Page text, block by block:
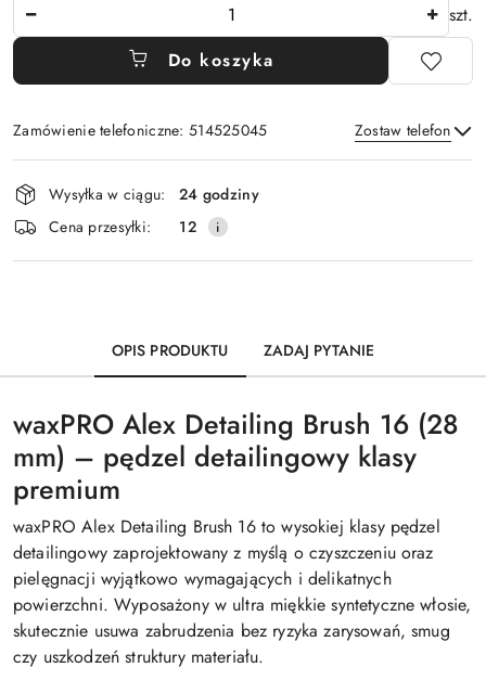
szt.
Do koszyka
Zamówienie telefoniczne: 514525045 Zostaw telefon
Wyślij
Dostępność
i
dostawa
Wysyłka w ciągu:
24 godziny
Cena przesyłki:
12
OPIS PRODUKTU ZADAJ PYTANIE
waxPRO Alex Detailing Brush 16 (28
mm) – pędzel detailingowy klasy
premium
waxPRO Alex Detailing Brush 16 to wysokiej klasy pędzel
detailingowy zaprojektowany z myślą o czyszczeniu oraz
pielęgnacji wyjątkowo wymagających i delikatnych
powierzchni. Wyposażony w ultra miękkie syntetyczne włosie,
skutecznie usuwa zabrudzenia bez ryzyka zarysowań, smug
czy uszkodzeń struktury materiału.